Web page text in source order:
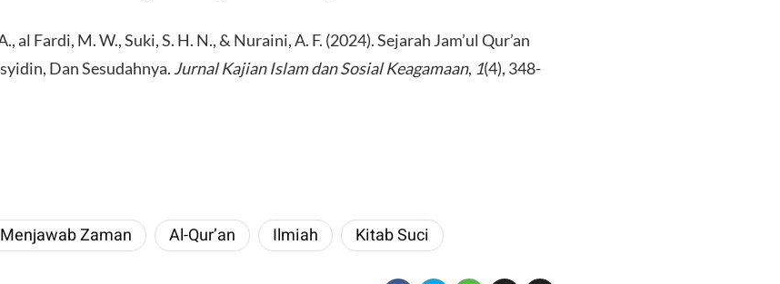
al Fardi, M. W., Suki, S. H. N., & Nuraini, A. F. (2024). Sejarah Jam’ul Qur’an
Dan Sesudahnya. Jurnal Kajian Islam dan Sosial Keagamaan, 1(4), 348-
Zaman Al-Qur’an Ilmiah Kitab Suci